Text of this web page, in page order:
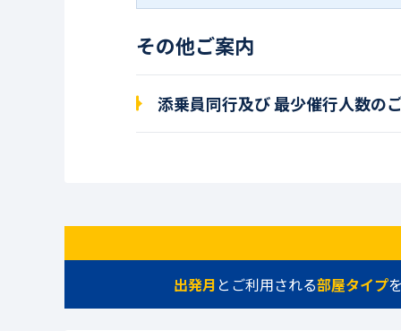
その他ご案内
添乗員同行及び 最少催行人数の
出発月 とご利用される部屋タイプ